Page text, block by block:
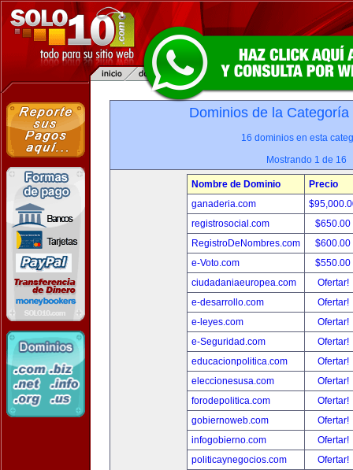
Dominios de la
16 dominios en esta
Mostrando 1 de 16
Nombre de Dominio
Precio
ganaderia.com
registrosocial.com
$650.00
RegistroDeNombres.com
$600.00
e-Voto.com
$550.00
ciudadaniaeuropea.com
Ofertar!
e-desarrollo.com
Ofertar!
e-leyes.com
Ofertar!
e-Seguridad.com
Ofertar!
educacionpolitica.com
Ofertar!
eleccionesusa.com
Ofertar!
forodepolitica.com
Ofertar!
gobiernoweb.com
Ofertar!
infogobierno.com
Ofertar!
politicaynegocios.com
Ofertar!